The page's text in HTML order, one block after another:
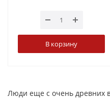
В корзину
Люди еще с очень древних